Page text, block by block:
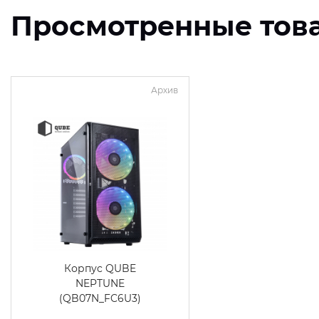
Просмотренные
Архив
Корпус QUBE
NEPTUNE
(QB07N_FC6U3)